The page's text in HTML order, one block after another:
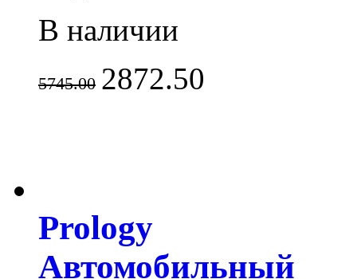
В наличии
5745.00 2872.50
Prology
Автомобильный